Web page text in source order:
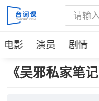
电影 演员 剧情
《吴邪私家笔